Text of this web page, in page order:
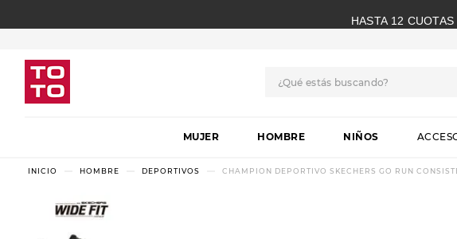
HASTA 12
MUJER HOMBRE NIÑOS
HOMBRE DEPORTIVOS CHAMPION DEPORTIVO SKECHERS GO RUN
1.
botas
skechers